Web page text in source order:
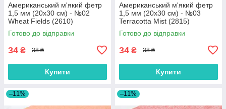
Американський м'який фетр
1,5 мм (20х30 см) - №02
Wheat Fields (2610)
Готово до відправки
34 ₴ 38 ₴
Купити
Американський м'який фетр
1,5 мм (20х30 см) - №03
Terracotta Mist (2815)
Готово до відправки
34 ₴ 38 ₴
Купити
–11% –11%